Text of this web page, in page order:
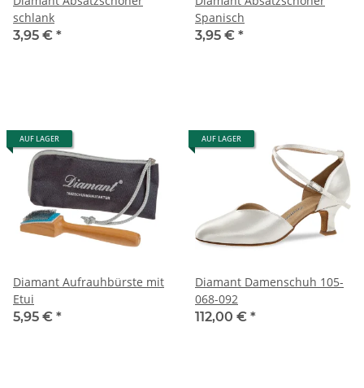
schlank
3,95 € *
Spanisch
3,95 € *
AUF LAGER
Diamant Aufrauhbürste mit
Etui
5,95 € *
AUF LAGER
Diamant Damenschuh 105-
068-092
112,00 € *